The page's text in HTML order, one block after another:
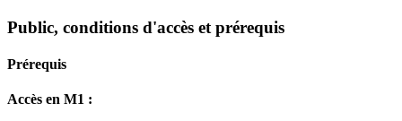
Public, conditions d'accès et prérequis
Prérequis
Accès en M1 :